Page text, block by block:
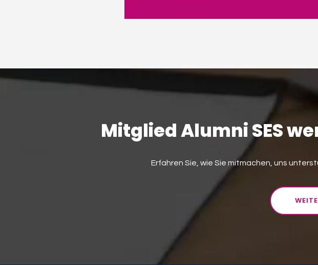
Mitglied Alumni SES
Erfahren Sie, wie Sie mitmachen, uns